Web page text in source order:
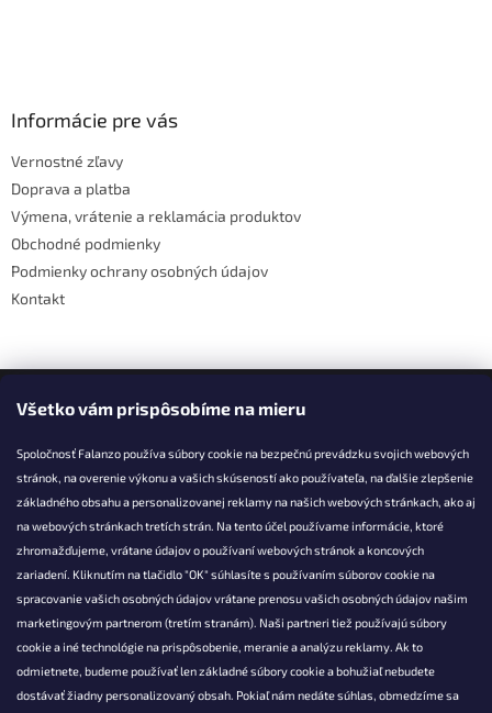
Všetko vám prispôsobíme na mieru
Spoločnosť Falanzo používa súbory cookie na bezpečnú prevádzku svojich webových
stránok, na overenie výkonu a vašich skúseností ako používateľa, na ďalšie zlepšenie
základného obsahu a personalizovanej reklamy na našich webových stránkach, ako aj
na webových stránkach tretích strán. Na tento účel používame informácie, ktoré
zhromažďujeme, vrátane údajov o používaní webových stránok a koncových
zariadení. Kliknutím na tlačidlo "OK" súhlasíte s používaním súborov cookie na
spracovanie vašich osobných údajov vrátane prenosu vašich osobných údajov našim
marketingovým partnerom (tretím stranám). Naši partneri tiež používajú súbory
cookie a iné technológie na prispôsobenie, meranie a analýzu reklamy. Ak to
odmietnete, budeme používať len základné súbory cookie a bohužiaľ nebudete
dostávať žiadny personalizovaný obsah. Pokiaľ nám nedáte súhlas, obmedzíme sa
Informácie pre vás
Vernostné zľavy
Doprava a platba
Výmena, vrátenie a reklamácia produktov
Obchodné podmienky
Podmienky ochrany osobných údajov
Kontakt
Facebook
KONTAKT
info@falanzo.sk
Falanzo.sk
FalanzoSK